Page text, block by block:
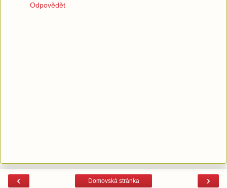
Odpovědět
‹ ›
Domovská stránka